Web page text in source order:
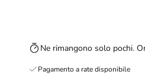
Ne rimangono solo pochi.
Pagamento a rate disponibile